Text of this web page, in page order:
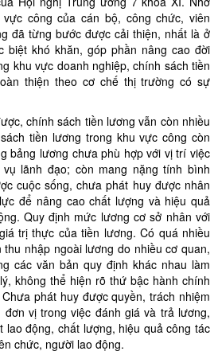
công của cán bộ, công chức, viên
đã từng bước được cải thiện, nhất là ở
biệt khó khăn, góp phần nâng cao đời
khu vực doanh nghiệp, chính sách tiền
thiện theo cơ chế thị trường có sự
chính sách tiền lương vẫn còn nhiều
tiền lương trong khu vực công còn
bảng lương chưa phù hợp với vị trí việc
lãnh đạo; còn mang nặng tính bình
cuộc sống, chưa phát huy được nhân
để nâng cao chất lượng và hiệu quả
Quy định mức lương cơ sở nhân với
trị thực của tiền lương. Có quá nhiều
nhập ngoài lương do nhiều cơ quan,
các văn bản quy định khác nhau làm
không thể hiện rõ thứ bậc hành chính
phát huy được quyền, trách nhiệm
vị trong việc đánh giá và trả lương,
lao động, chất lượng, hiệu quả công tác
chức, người lao động.